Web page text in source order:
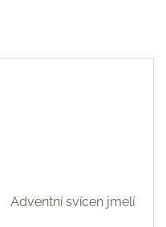
Adventní svícen jmelí